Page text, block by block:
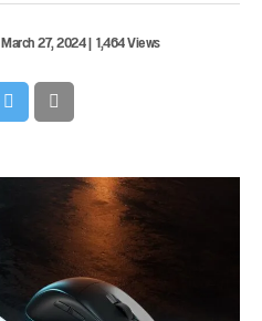
March 27, 2024|1,464 Views